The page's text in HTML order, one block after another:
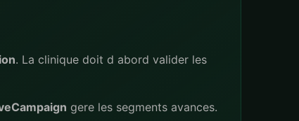
. La clinique doit d abord valider les
gere les segments avances.